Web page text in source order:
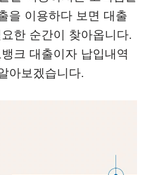
을 이용하다 보면 대출
한 순간이 찾아옵니다.
크 대출이자 납입내역
아보겠습니다.